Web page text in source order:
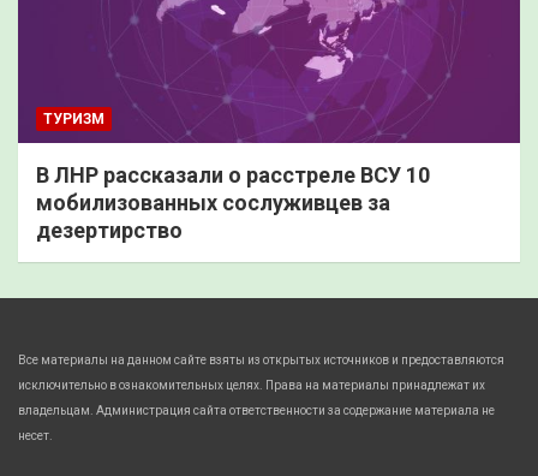
ТУРИЗМ
В ЛНР рассказали о расстреле ВСУ 10
мобилизованных сослуживцев за
дезертирство
Все материалы на данном сайте взяты из открытых источников и предоставляются
исключительно в ознакомительных целях. Права на материалы принадлежат их
владельцам. Администрация сайта ответственности за содержание материала не
несет.